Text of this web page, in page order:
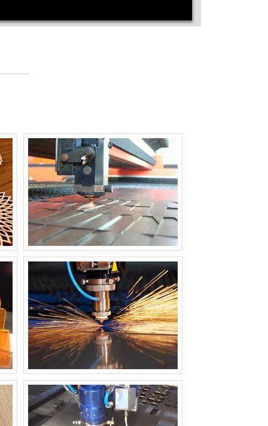
MÁQUINA DE CORTE A LASER PARA EVA
MÁQUINA DE CORTE A LASER PARA OURO
MÁQUINA DE CORTE A LASER PARA PAPEL
MÁQUINA DE CORTE A LASER PARA
TECIDO
MÁQUINA DE CORTE A LASER PARA TUBOS
MÁQUINA DE CORTE A LASER PEQUENA
MÁQUINA DE CORTE A LASER PORTÁTIL
MÁQUINA DE CORTE A LASER PREÇO
MÁQUINA DE CORTE A LASER SP
MÁQUINA DE CORTE A LASER TECIDO
PREÇO
MÁQUINA DE CORTE A LASER VIDRO
MÁQUINA DE CORTE A LASER WS 10080
80W
MÁQUINA DE CORTE DE TECIDO A LASER
PREÇO
MÁQUINA DE CORTE DE TECIDO
INDUSTRIAL A LASER
MÁQUINA DE CORTE LASER
MÁQUINA DE CORTE LASER INDUSTRIAL